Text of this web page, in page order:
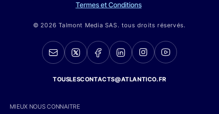
Termes et Conditions
© 2026 Talmont Media SAS. tous droits réservés.
TOUSLESCONTACTS@ATLANTICO.FR
MIEUX NOUS CONNAITRE